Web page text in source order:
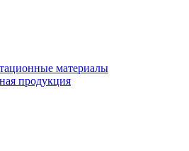
материалы
продукция